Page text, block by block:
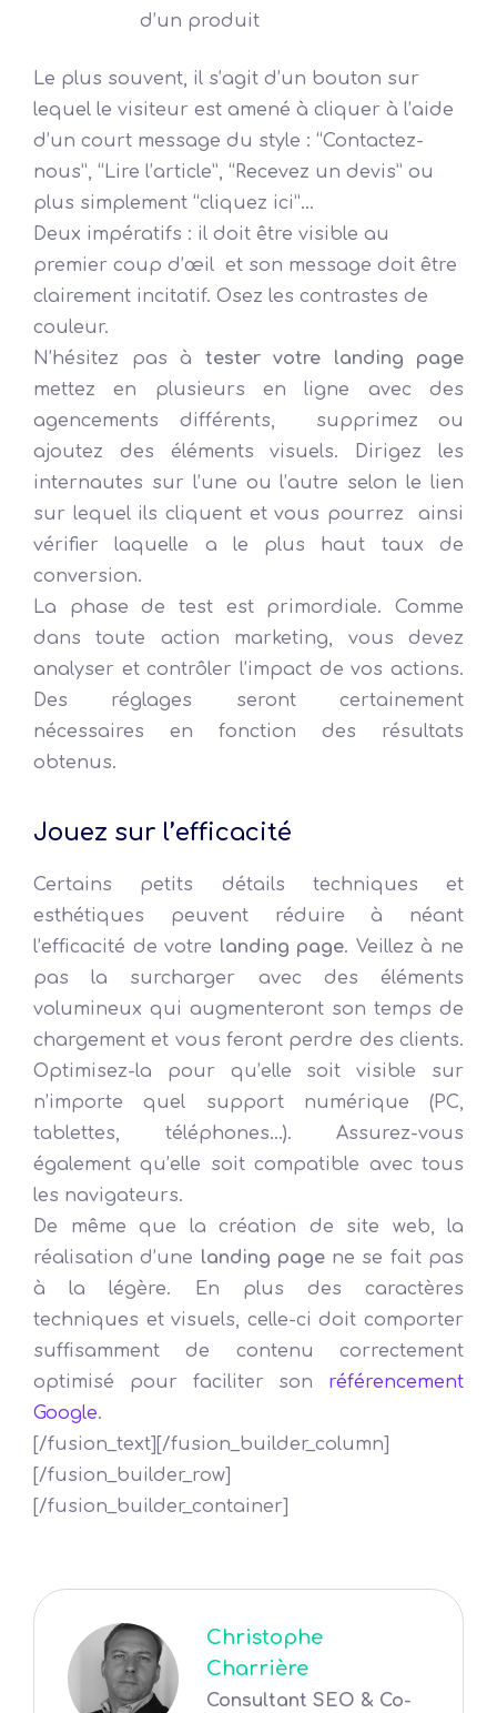
d’un produit
Le plus souvent, il s’agit d’un bouton sur
lequel le visiteur est amené à cliquer à l’aide
d’un court message du style : “Contactez-
nous”, “Lire l’article”, “Recevez un devis” ou
plus simplement “cliquez ici”…
Deux impératifs : il doit être visible au
premier coup d’œil et son message doit être
clairement incitatif. Osez les contrastes de
couleur.
N’hésitez pas à tester votre landing page
mettez en plusieurs en ligne avec des
agencements différents, supprimez ou
ajoutez des éléments visuels. Dirigez les
internautes sur l’une ou l’autre selon le lien
sur lequel ils cliquent et vous pourrez ainsi
vérifier laquelle a le plus haut taux de
conversion.
La phase de test est primordiale. Comme
dans toute action marketing, vous devez
analyser et contrôler l’impact de vos actions.
Des réglages seront certainement
nécessaires en fonction des résultats
obtenus.
Jouez sur l’efficacité
Certains petits détails techniques et
esthétiques peuvent réduire à néant
l’efficacité de votre landing page. Veillez à ne
pas la surcharger avec des éléments
volumineux qui augmenteront son temps de
chargement et vous feront perdre des clients.
Optimisez-la pour qu’elle soit visible sur
n’importe quel support numérique (PC,
tablettes, téléphones…). Assurez-vous
également qu’elle soit compatible avec tous
les navigateurs.
De même que la création de site web, la
réalisation d’une landing pagene se fait pas
à la légère. En plus des caractères
techniques et visuels, celle-ci doit comporter
suffisamment de contenu correctement
optimisé pour faciliter son référencement
Google.
[/fusion_text][/fusion_builder_column]
[/fusion_builder_row]
[/fusion_builder_container]
Christophe
Charrière
Consultant SEO & Co-